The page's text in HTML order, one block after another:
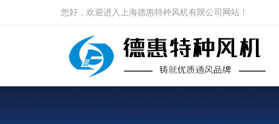
您好，欢迎进入上海德惠特种风机有限公司网站！